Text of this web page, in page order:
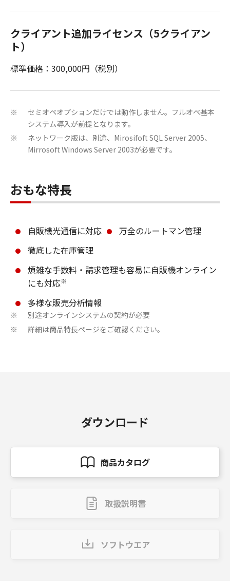
クライアント追加ライセンス（5クライアン
ト）
標準価格：300,000円（税別）
※
セミオペオプションだけでは動作しません。フルオペ基本
システム導入が前提となります。
※
ネットワーク版は、別途、Mirosifoft SQL Server 2005、
Mirrosoft Windows Server 2003が必要です。
おもな特長
自販機光通信に対応
万全のルートマン管理
徹底した在庫管理
煩雑な手数料・請求管理も容易に自販機オンライン
にも対応※
多様な販売分析情報
※ 別途オンラインシステムの契約が必要
※ 詳細は商品特長ページをご確認ください。
ダウンロード
商品カタログ
取扱説明書
ソフトウエア